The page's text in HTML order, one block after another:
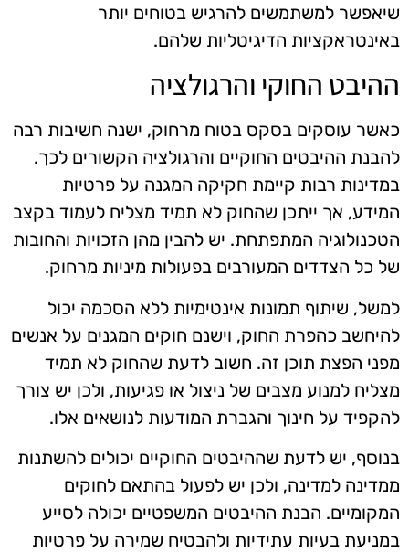
שיאפשר למשתמשים להרגיש בטוחים יותר
באינטראקציות הדיגיטליות שלהם.
ההיבט החוקי והרגולציה
כאשר עוסקים בסקס בטוח מרחוק, ישנה חשיבות רבה
להבנת ההיבטים החוקיים והרגולציה הקשורים לכך.
במדינות רבות קיימת חקיקה המגנה על פרטיות
המידע, אך ייתכן שהחוק לא תמיד מצליח לעמוד בקצב
הטכנולוגיה המתפתחת. יש להבין מהן הזכויות והחובות
של כל הצדדים המעורבים בפעולות מיניות מרחוק.
למשל, שיתוף תמונות אינטימיות ללא הסכמה יכול
להיחשב כהפרת החוק, וישנם חוקים המגנים על אנשים
מפני הפצת תוכן זה. חשוב לדעת שהחוק לא תמיד
מצליח למנוע מצבים של ניצול או פגיעות, ולכן יש צורך
להקפיד על חינוך והגברת המודעות לנושאים אלו.
בנוסף, יש לדעת שההיבטים החוקיים יכולים להשתנות
ממדינה למדינה, ולכן יש לפעול בהתאם לחוקים
המקומיים. הבנת ההיבטים המשפטיים יכולה לסייע
במניעת בעיות עתידיות ולהבטיח שמירה על פרטיות